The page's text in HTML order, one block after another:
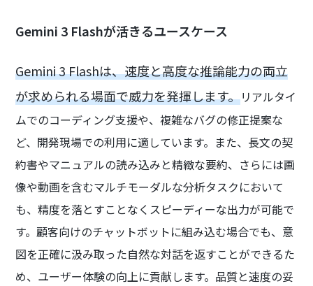
Gemini 3 Flashが活きるユースケース
Gemini 3 Flashは、速度と高度な推論能力の両立
が求められる場面で威力を発揮します。リアルタイ
ムでのコーディング支援や、複雑なバグの修正提案な
ど、開発現場での利用に適しています。また、長文の契
約書やマニュアルの読み込みと精緻な要約、さらには画
像や動画を含むマルチモーダルな分析タスクにおいて
も、精度を落とすことなくスピーディーな出力が可能で
す。顧客向けのチャットボットに組み込む場合でも、意
図を正確に汲み取った自然な対話を返すことができるた
め、ユーザー体験の向上に貢献します。品質と速度の妥